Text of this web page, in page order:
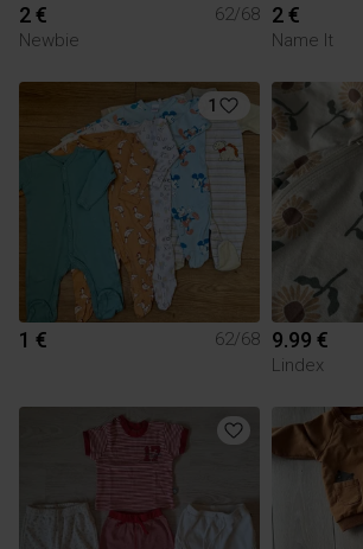
2 €
62/68
Newbie
2 €
Name It
1
1 € 62/68 9.99 €
Lindex